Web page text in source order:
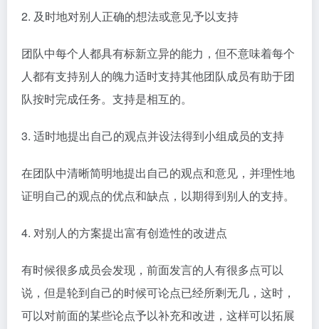
2. 及时地对别人正确的想法或意见予以支持
团队中每个人都具有标新立异的能力，但不意味着每个
人都有支持别人的魄力适时支持其他团队成员有助于团
队按时完成任务。支持是相互的。
3. 适时地提出自己的观点并设法得到小组成员的支持
在团队中清晰简明地提出自己的观点和意见，并理性地
证明自己的观点的优点和缺点，以期得到别人的支持。
4. 对别人的方案提出富有创造性的改进点
有时候很多成员会发现，前面发言的人有很多点可以
说，但是轮到自己的时候可论点已经所剩无几，这时，
可以对前面的某些论点予以补充和改进，这样可以拓展